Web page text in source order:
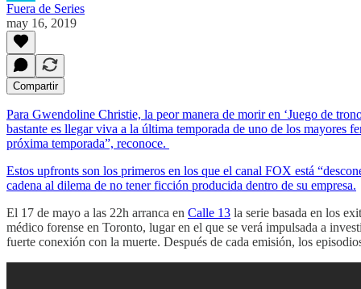
Fuera de Series
may 16, 2019
Compartir
Para Gwendoline Christie, la peor manera de morir en ‘Juego de
bastante es llegar viva a la última temporada de uno de los mayores
próxima temporada”, reconoce.
Estos upfronts son los primeros en los que el canal FOX está
cadena al dilema de no tener ficción producida dentro de su empresa.
El 17 de mayo a las 22h arranca en Calle 13 la serie basada en los
médico forense en Toronto, lugar en el que se verá impulsada a
fuerte conexión con la muerte. Después de cada emisión, los